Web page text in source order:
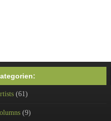
(61)
(9)